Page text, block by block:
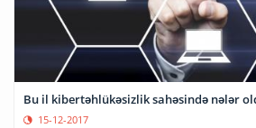
Bu il kibertəhlükəsizlik sahəsində nələr
15-12-2017